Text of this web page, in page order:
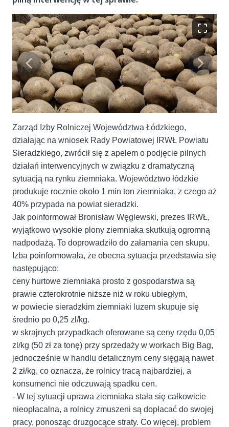
Zarząd Izby Rolniczej Województwa Łódzkiego,
działając na wniosek Rady Powiatowej IRWŁ Powiatu
Sieradzkiego, zwrócił się z apelem o podjęcie pilnych
działań interwencyjnych w związku z dramatyczną
sytuacją na rynku ziemniaka. Województwo łódzkie
produkuje rocznie około 1 min ton ziemniaka, z czego aż
40% przypada na powiat sieradzki.
Jak poinformował Bronisław Węglewski, prezes IRWŁ,
wyjątkowo wysokie plony ziemniaka skutkują ogromną
nadpodażą. To doprowadziło do załamania cen skupu.
Izba poinformowała, że obecna sytuacja przedstawia się
następująco:
ceny hurtowe ziemniaka prosto z gospodarstwa są
prawie czterokrotnie niższe niż w roku ubiegłym,
w powiecie sieradzkim ziemniaki luzem skupuje się
średnio po 0,25 zl/kg.
w skrajnych przypadkach oferowane są ceny rzędu 0,05
zl/kg (50 zł za tonę) przy sprzedaży w workach Big Bag,
jednocześnie w handlu detalicznym ceny sięgają nawet
2 zł/kg, co oznacza, że rolnicy tracą najbardziej, a
konsumenci nie odczuwają spadku cen.
- W tej sytuacji uprawa ziemniaka stała się całkowicie
nieopłacalna, a rolnicy zmuszeni są dopłacać do swojej
pracy, ponosząc druzgocące straty. Co więcej, problem